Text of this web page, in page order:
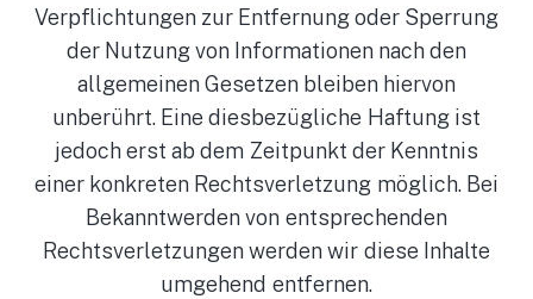
Verpflichtungen zur Entfernung oder Sperrung
der Nutzung von Informationen nach den
allgemeinen Gesetzen bleiben hiervon
unberührt. Eine diesbezügliche Haftung ist
jedoch erst ab dem Zeitpunkt der Kenntnis
einer konkreten Rechtsverletzung möglich. Bei
Bekanntwerden von entsprechenden
Rechtsverletzungen werden wir diese Inhalte
umgehend entfernen.